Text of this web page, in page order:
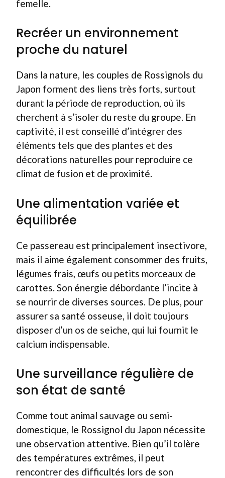
femelle.
Recréer un environnement
proche du naturel
Dans la nature, les couples de Rossignols du
Japon forment des liens très forts, surtout
durant la période de reproduction, où ils
cherchent à s’isoler du reste du groupe. En
captivité, il est conseillé d’intégrer des
éléments tels que des plantes et des
décorations naturelles pour reproduire ce
climat de fusion et de proximité.
Une alimentation variée et
équilibrée
Ce passereau est principalement insectivore,
mais il aime également consommer des fruits,
légumes frais, œufs ou petits morceaux de
carottes. Son énergie débordante l’incite à
se nourrir de diverses sources. De plus, pour
assurer sa santé osseuse, il doit toujours
disposer d’un os de seiche, qui lui fournit le
calcium indispensable.
Une surveillance régulière de
son état de santé
Comme tout animal sauvage ou semi-
domestique, le Rossignol du Japon nécessite
une observation attentive. Bien qu’il tolère
des températures extrêmes, il peut
rencontrer des difficultés lors de son